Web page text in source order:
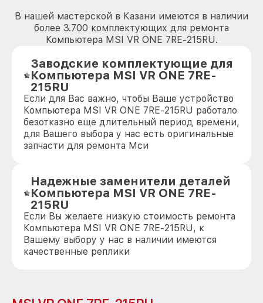
В нашей мастерской в Казани имеются в наличии
более 3.700 комплектующих для ремонта
Компьютера MSI VR ONE 7RE-215RU.
Заводские комплектующие для
Компьютера MSI VR ONE 7RE-
215RU
Если для Вас важно, чтобы Ваше устройство
Компьютера MSI VR ONE 7RE-215RU работало
безотказно еще длительный период времени,
для Вашего выбора у нас есть оригинальные
запчасти для ремонта Мси
Надежные заменители деталей
Компьютера MSI VR ONE 7RE-
215RU
Если Вы желаете низкую стоимость ремонта
Компьютера MSI VR ONE 7RE-215RU, к
Вашему выбору у нас в наличии имеются
качественные реплики